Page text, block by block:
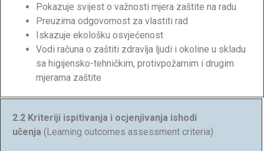
Pokazuje svijest o važnosti mjera zaštite na radu
Preuzima odgovornost za vlastiti rad
Iskazuje ekološku osvjećenost
Vodi računa o zaštiti zdravlja ljudi i okoline u skladu
sa higijensko-tehničkim, protivpožarnim i drugim
mjerama zaštite
2.2 Kriteriji ispitivanja i ocjenjivanja ishodi
učenja (Learning outcomes assessment criteria)